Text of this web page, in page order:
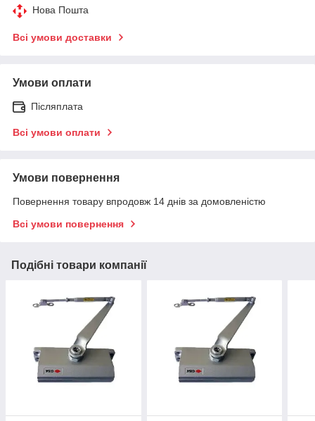
Нова Пошта
Всі умови доставки
Умови оплати
Післяплата
Всі умови оплати
Умови повернення
Повернення товару впродовж 14 днів за домовленістю
Всі умови повернення
Подібні товари компанії